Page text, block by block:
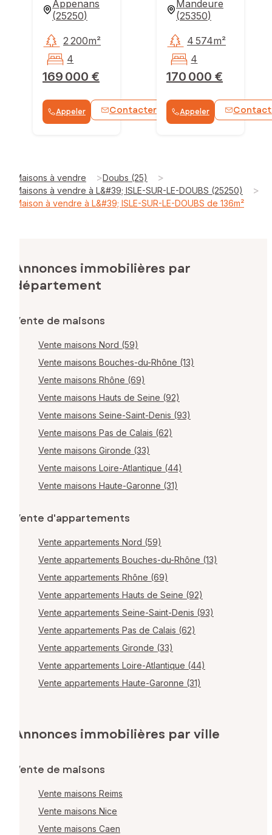
Appenans
(25250)
169 000 €
2 200m²
4
Appeler Contacter WhatsApp
Mandeure
(25350)
170 000 €
4 574m²
4
Appeler
Maisons à vendre >Doubs (25) >
Maisons à vendre à L&#39; ISLE-SUR-LE-DOUBS (25250) >
Maison à vendre à L&#39; ISLE-SUR-LE-DOUBS de 136m²
Annonces immobilières par
département
Vente de maisons
Vente maisons Nord (59)
Vente maisons Bouches-du-Rhône (13)
Vente maisons Rhône (69)
Vente maisons Hauts de Seine (92)
Vente maisons Seine-Saint-Denis (93)
Vente maisons Pas de Calais (62)
Vente maisons Gironde (33)
Vente maisons Loire-Atlantique (44)
Vente maisons Haute-Garonne (31)
Vente d'appartements
Vente appartements Nord (59)
Vente appartements Bouches-du-Rhône (13)
Vente appartements Rhône (69)
Vente appartements Hauts de Seine (92)
Vente appartements Seine-Saint-Denis (93)
Vente appartements Pas de Calais (62)
Vente appartements Gironde (33)
Vente appartements Loire-Atlantique (44)
Vente appartements Haute-Garonne (31)
Annonces immobilières par ville
Vente de maisons
Vente maisons Reims
Vente maisons Nice
Vente maisons Caen